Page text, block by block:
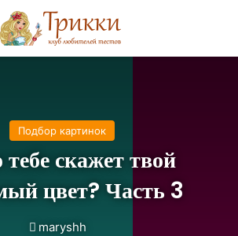
Подбор картинок
скажет твой
цвет? Часть 3
maryshh